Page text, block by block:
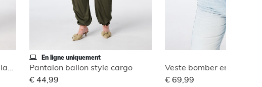
Pantalon ballon avec taille élastique
En ligne uniquement
Pantalon ballon style cargo
€ 44,99
Veste bomber en
€ 69,99